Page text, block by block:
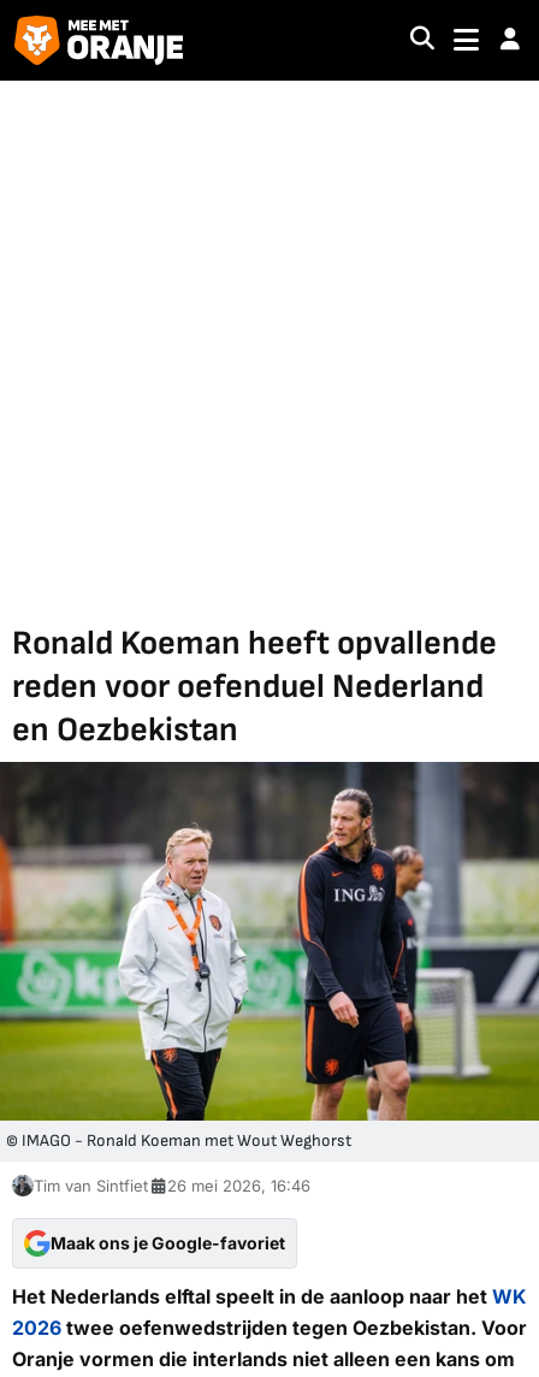
Ronald Koeman heeft opvallende
reden voor oefenduel Nederland
en Oezbekistan
© IMAGO - Ronald Koeman met Wout Weghorst
Tim van Sintfiet 26 mei 2026, 16:46
Maak ons je Google-favoriet
Het Nederlands elftal speelt in de aanloop naar het WK
2026 twee oefenwedstrijden tegen Oezbekistan. Voor
Oranje vormen die interlands niet alleen een kans om